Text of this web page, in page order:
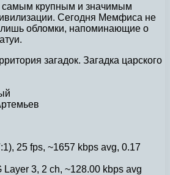
самым крупным и значимым
Сегодня Мемфиса не
лишь обломки, напоминающие о
загадок. Загадка царского
25 fps, ~1657 kbps avg, 0.17
Layer 3, 2 ch, ~128.00 kbps avg